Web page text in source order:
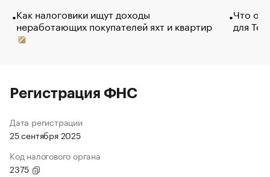
Как налоговики ищут доходы
неработающих покупателей яхт и квартир
Что
для
Регистрация ФНС
Дата регистрации
25 сентября 2025
Код налогового органа
2375